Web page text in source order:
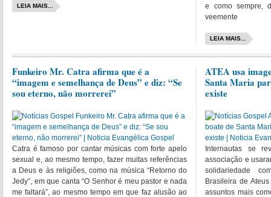
LEIA MAIS...
e como sempre,
veemente
LEIA MAIS...
Funkeiro Mr. Catra afirma que é a
“imagem e semelhança de Deus” e diz: “Se
sou eterno, não morrerei”
Catra é famoso por cantar músicas com forte apelo
sexual e, ao mesmo tempo, fazer muitas referências
a Deus e às religiões, como na música “Retorno do
Jedy”, em que canta “O Senhor é meu pastor e nada
me faltará”, ao mesmo tempo em que faz alusão ao
ATEA usa
Santa Maria
existe
Internautas se
associação e
solidariedade
Brasileira de
assuntos mais